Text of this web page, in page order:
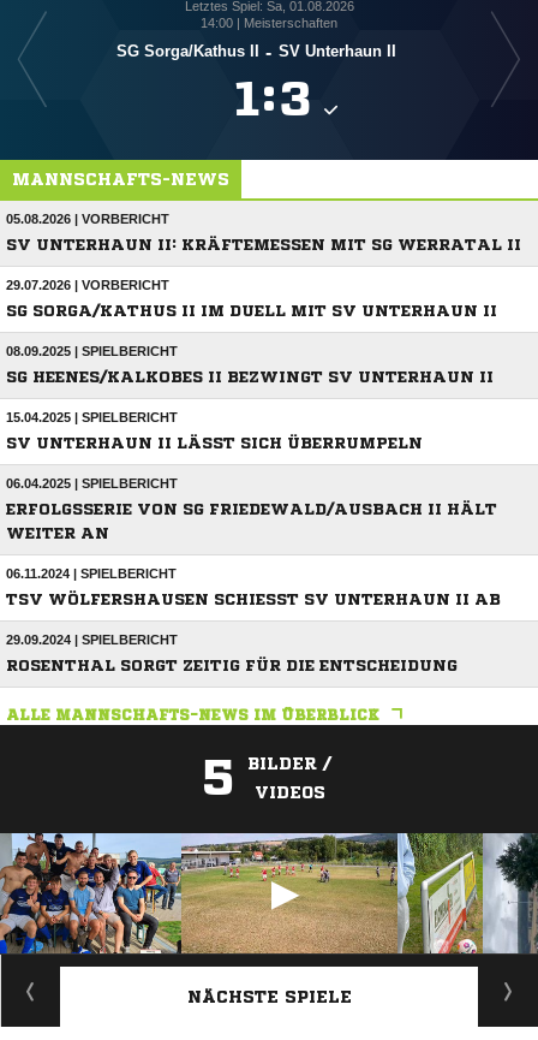
Letztes Spiel: Sa, 01.08.2026
14:00 | Meisterschaften
SG Sorga/​Kathus II - SV Unterhaun II
:
MANNSCHAFTS-NEWS
05.08.2026 | VORBERICHT
SV UNTERHAUN II: KRÄFTEMESSEN MIT SG WERRATAL II
29.07.2026 | VORBERICHT
SG SORGA/KATHUS II IM DUELL MIT SV UNTERHAUN II
08.09.2025 | SPIELBERICHT
SG HEENES/KALKOBES II BEZWINGT SV UNTERHAUN II
15.04.2025 | SPIELBERICHT
SV UNTERHAUN II LÄSST SICH ÜBERRUMPELN
06.04.2025 | SPIELBERICHT
ERFOLGSSERIE VON SG FRIEDEWALD/AUSBACH II HÄLT
WEITER AN
06.11.2024 | SPIELBERICHT
TSV WÖLFERSHAUSEN SCHIESST SV UNTERHAUN II AB
29.09.2024 | SPIELBERICHT
ROSENTHAL SORGT ZEITIG FÜR DIE ENTSCHEIDUNG
ALLE MANNSCHAFTS-NEWS IM ÜBERBLICK
5
BILDER /
VIDEOS
ANZEIGE
NÄCHSTE SPIELE